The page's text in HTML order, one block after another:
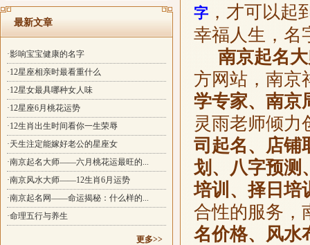
最新文章
·影响宝宝健康的名字
·12星座相亲时最看重什么
·12星女最具哪种女人味
·12星座6月桃花运势
·12生肖出生时间看你一生荣辱
·天生注定能嫁好老公的星座女
·南京起名大师——六月桃花运最旺的...
·南京风水大师——12生肖6月运势
·南京起名网——命运揭秘：什么样的...
·命理五行与养生
更多>>
字 ，才可以起
幸福人生，名
南京起名
方网站，南京
学专家、南京
灵雨老师倾力
司起名、店铺
划、八字预测
培训、择日培
合性的服务，
名价格、风水